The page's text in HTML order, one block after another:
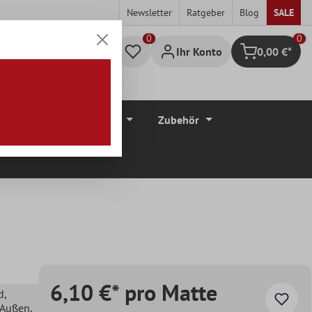
Newsletter Ratgeber Blog SALE
Ihr Konto Warenkorb
0
0,00 €*
Zubehör
,
,
6,10 €* pro Matte